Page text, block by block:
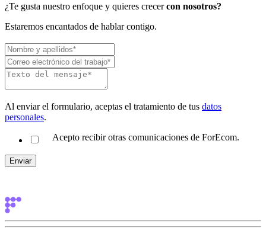
¿Te gusta nuestro enfoque y quieres crecer con nosotros?
Estaremos encantados de hablar contigo.
Al enviar el formulario, aceptas el tratamiento de tus datos
personales.
Acepto recibir otras comunicaciones de ForEcom.